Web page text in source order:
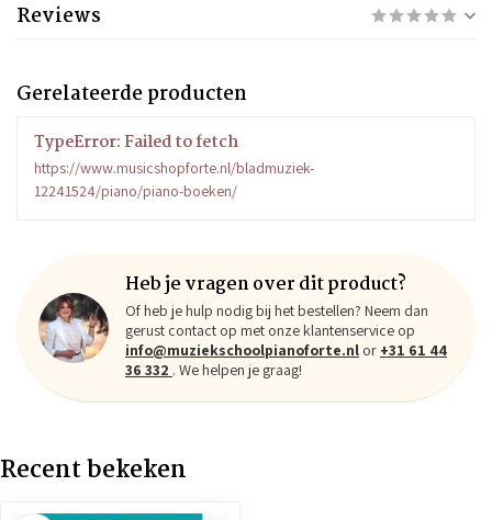
Reviews
Gerelateerde producten
TypeError: Failed to fetch
https://www.musicshopforte.nl/bladmuziek-
12241524/piano/piano-boeken/
Heb je vragen over dit product?
Of heb je hulp nodig bij het bestellen? Neem dan
gerust contact op met onze klantenservice op
info@muziekschoolpianoforte.nl or +31 61 44
36 332 . We helpen je graag!
Recent bekeken